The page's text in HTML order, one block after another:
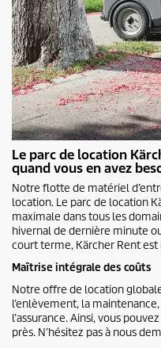
Le parc de location
quand vous en avez
Notre flotte de matériel
location. Le parc de location
maximale dans tous les
hivernal de dernière minute
court terme, Kärcher Rent
Maîtrise intégrale des coûts
Notre offre de location
l’enlèvement, la
l’assurance. Ainsi, vous
près. N’hésitez pas à nous